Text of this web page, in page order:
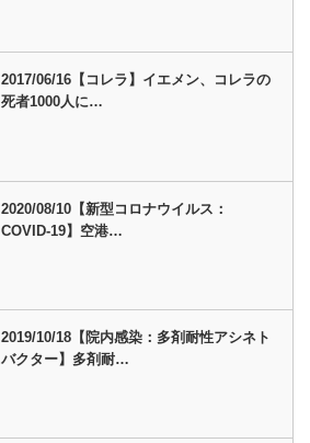
2017/06/16【コレラ】イエメン、コレラの
死者1000人に…
2020/08/10【新型コロナウイルス：
COVID-19】空港…
2019/10/18【院内感染：多剤耐性アシネト
バクター】多剤耐…